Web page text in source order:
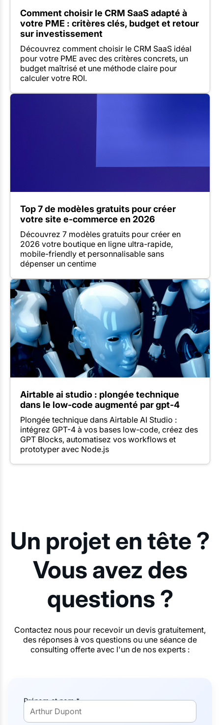
Comment choisir le CRM SaaS adapté à
votre PME : critères clés, budget et retour
sur investissement
Découvrez comment choisir le CRM SaaS idéal
pour votre PME avec des critères concrets, un
budget maîtrisé et une méthode claire pour
calculer votre ROI.
Top 7 de modèles gratuits pour créer
votre site e-commerce en 2026
Découvrez 7 modèles gratuits pour créer en
2026 votre boutique en ligne ultra-rapide,
mobile-friendly et personnalisable sans
dépenser un centime
Airtable ai studio : plongée technique
dans le low-code augmenté par gpt-4
Plongée technique dans Airtable AI Studio :
intégrez GPT-4 à vos bases low-code, créez des
GPT Blocks, automatisez vos workflows et
prototyper avec Node.js
Un projet en tête ?
Vous avez des
questions ?
Contactez nous pour recevoir un devis gratuitement,
des réponses à vos questions ou une séance de
consulting offerte avec l'un de nos experts :
Prénom et nom *